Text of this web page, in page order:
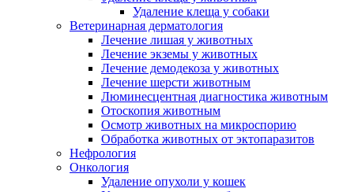
Удаление клеща у собаки
Ветеринарная дерматология
Лечение лишая у животных
Лечение экземы у животных
Лечение демодекоза у животных
Лечение шерсти животным
Люминесцентная диагностика животным
Отоскопия животным
Осмотр животных на микроспорию
Обработка животных от эктопаразитов
Нефрология
Онкология
Удаление опухоли у кошек